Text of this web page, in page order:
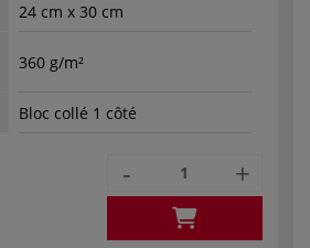
24 cm x 30 cm
360 g/m²
Bloc collé 1 côté
- +